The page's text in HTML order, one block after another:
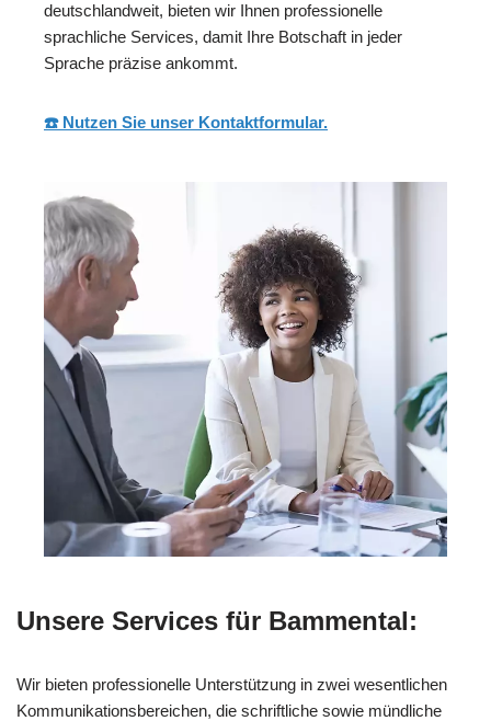
deutschlandweit, bieten wir Ihnen professionelle
sprachliche Services, damit Ihre Botschaft in jeder
Sprache präzise ankommt.
☎️ Nutzen Sie unser Kontaktformular.
Unsere Services für Bammental:
Wir bieten professionelle Unterstützung in zwei wesentlichen
Kommunikationsbereichen, die schriftliche sowie mündliche